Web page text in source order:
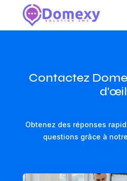
Contactez
d'œil
Obtenez des réponses
questions grâce à